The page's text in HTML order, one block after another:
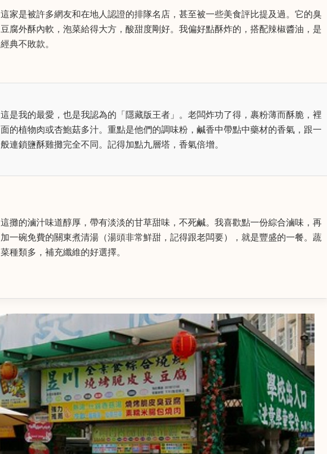
這家是被許多網友和在地人認證的排隊名店，甚至被一些美食評比提及過。它的臭
豆腐外酥內軟，泡菜給得大方，酸甜度剛好。我偏好點酥炸的，搭配辣椒醬油，是
經典不敗款。
這是我的最愛，也是我認為的「隱藏版王者」。老闆炸功了得，裹粉薄而酥脆，裡
面的植物肉或杏鮑菇多汁。重點是他們的調味粉，鹹香中帶點中藥材的香氣，跟一
般連鎖鹽酥雞攤完全不同。記得加點九層塔，香氣倍增。
這攤的滷汁味道醇厚，帶有淡淡的甘草甜味，不死鹹。我喜歡點一份綜合滷味，再
加一碗免費的關東煮清湯（湯頭非常鮮甜，記得跟老闆要），就是豐盛的一餐。蔬
菜種類多，補充纖維的好選擇。